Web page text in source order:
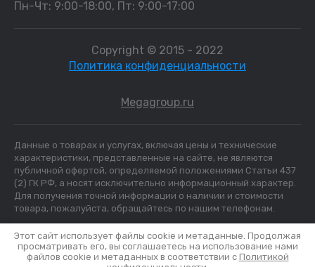
Пн-Чт: 9:00-18:00, Пт: 9:00-17:00
Copyright © 2015 - 2022
Политика конфиденциальности
Megagroup.ru
Данные о товарах и услугах, включая цены и технические
характеристики, представленные на сайте, не являются
публичной офертой, определяемой положениями Статьи 437
(2) ГК РФ, а носят исключительно информационный характер.
Для получения точной информации о наличии и стоимости
товара, пожалуйста, обращайтесь по нашим телефонам.
Этот сайт использует файлы cookie и метаданные. Продолжая
просматривать его, вы соглашаетесь на использование нами
файлов cookie и метаданных в соответствии с Политикой